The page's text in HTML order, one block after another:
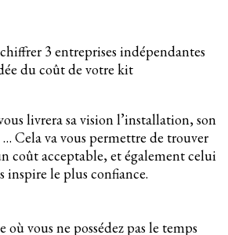
3 entreprises indépendantes
du coût de votre kit
livrera sa vision l’installation, son
Cela va vous permettre de trouver
coût acceptable, et également celui
inspire le plus confiance.
où vous ne possédez pas le temps